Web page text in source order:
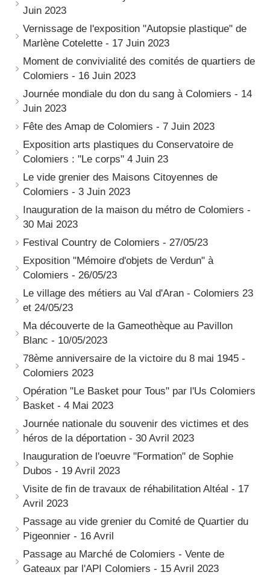
Juin 2023
Vernissage de l'exposition "Autopsie plastique" de
Marlène Cotelette - 17 Juin 2023
Moment de convivialité des comités de quartiers de
Colomiers - 16 Juin 2023
Journée mondiale du don du sang à Colomiers - 14
Juin 2023
Fête des Amap de Colomiers - 7 Juin 2023
Exposition arts plastiques du Conservatoire de
Colomiers : "Le corps" 4 Juin 23
Le vide grenier des Maisons Citoyennes de
Colomiers - 3 Juin 2023
Inauguration de la maison du métro de Colomiers -
30 Mai 2023
Festival Country de Colomiers - 27/05/23
Exposition "Mémoire d'objets de Verdun" à
Colomiers - 26/05/23
Le village des métiers au Val d'Aran - Colomiers 23
et 24/05/23
Ma découverte de la Gameothèque au Pavillon
Blanc - 10/05/2023
78ème anniversaire de la victoire du 8 mai 1945 -
Colomiers 2023
Opération "Le Basket pour Tous" par l'Us Colomiers
Basket - 4 Mai 2023
Journée nationale du souvenir des victimes et des
héros de la déportation - 30 Avril 2023
Inauguration de l'oeuvre "Formation" de Sophie
Dubos - 19 Avril 2023
Visite de fin de travaux de réhabilitation Altéal - 17
Avril 2023
Passage au vide grenier du Comité de Quartier du
Pigeonnier - 16 Avril
Passage au Marché de Colomiers - Vente de
Gateaux par l'API Colomiers - 15 Avril 2023